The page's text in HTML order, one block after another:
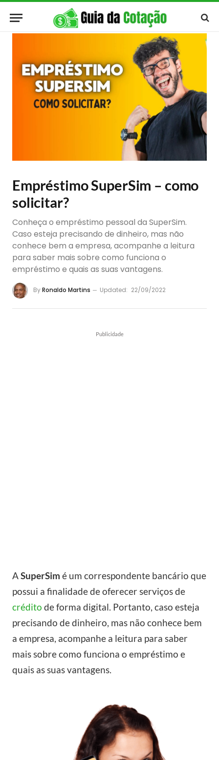
Empréstimo SuperSim – como
solicitar?
Conheça o empréstimo pessoal da SuperSim.
Caso esteja precisando de dinheiro, mas não
conhece bem a empresa, acompanhe a leitura
para saber mais sobre como funciona o
empréstimo e quais as suas vantagens.
ByRonaldo Martins Updated: 22/09/2022
Publicidade
ASuperSim é um correspondente bancário que
possui a finalidade de oferecer serviços de
crédito de forma digital. Portanto, caso esteja
precisando de dinheiro, mas não conhece bem
a empresa, acompanhe a leitura para saber
mais sobre como funciona o empréstimo e
quais as suas vantagens.